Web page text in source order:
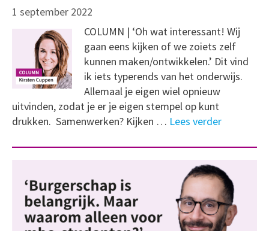
1 september 2022
COLUMN | ‘Oh wat interessant! Wij
gaan eens kijken of we zoiets zelf
kunnen maken/ontwikkelen.’ Dit vind
ik iets typerends van het onderwijs.
Allemaal je eigen wiel opnieuw
uitvinden, zodat je er je eigen stempel op kunt
drukken. Samenwerken? Kijken … Lees verder